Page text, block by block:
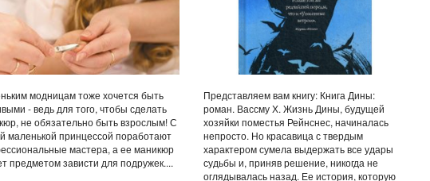
модницам тоже хочется быть
- ведь для того, чтобы сделать
не обязательно быть взрослым! С
маленькой принцессой поработают
мастера, а ее маникюр
предметом зависти для подружек....
Представляем вам книгу: Книга Дины:
роман. Вассму Х. Жизнь Дины, будущей
хозяйки поместья Рейнснес, начиналась
непросто. Но красавица с твердым
характером сумела выдержать все удары
судьбы и, приняв решение, никогда не
оглядывалась назад. Ее история, которую